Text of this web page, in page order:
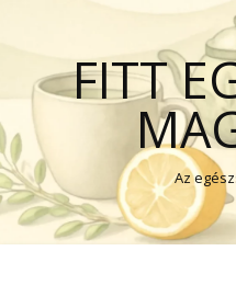
FITT
Az